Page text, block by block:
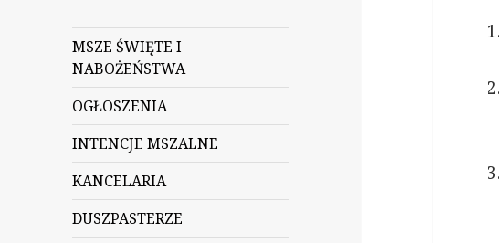
MSZE ŚWIĘTE I
NABOŻEŃSTWA
OGŁOSZENIA
INTENCJE MSZALNE
KANCELARIA
DUSZPASTERZE